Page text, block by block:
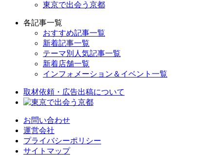
東京で出会う京都
各記事一覧
おすすめ記事一覧
新着記事一覧
テーマ別人気記事一覧
新着店舗一覧
インフォメーション＆イベント一覧
取材依頼・広告出稿について
お問い合わせ
運営会社
プライバシーポリシー
サイトマップ